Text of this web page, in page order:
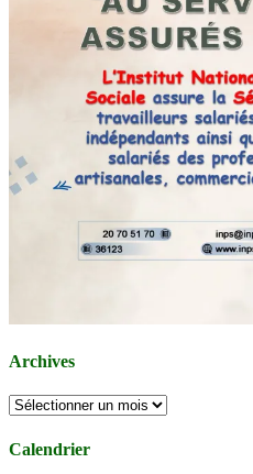
Archives
Archives
Calendrier